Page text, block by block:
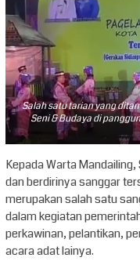
Salah satu tarian yang
Seni & Budaya di
Kepada Warta
dan berdirinya sanggar
merupakan salah satu
dalam kegiatan
perkawinan, pelantikan,
acara adat lainya.